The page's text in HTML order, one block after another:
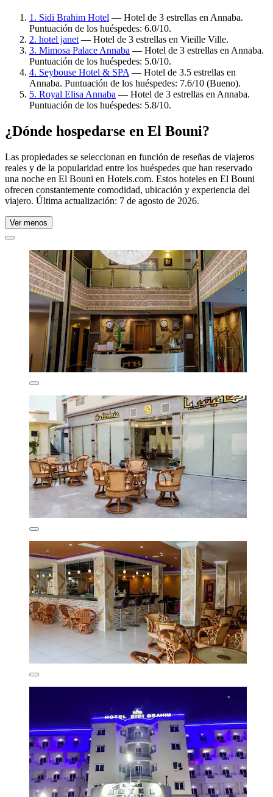
1. Sidi Brahim Hotel — Hotel de 3 estrellas en Annaba.
Puntuación de los huéspedes: 6.0/10.
2. hotel janet — Hotel de 3 estrellas en Vieille Ville.
3. Mimosa Palace Annaba — Hotel de 3 estrellas en Annaba.
Puntuación de los huéspedes: 5.0/10.
4. Seybouse Hotel & SPA — Hotel de 3.5 estrellas en
Annaba. Puntuación de los huéspedes: 7.6/10 (Bueno).
5. Royal Elisa Annaba — Hotel de 3 estrellas en Annaba.
Puntuación de los huéspedes: 5.8/10.
¿Dónde hospedarse en El Bouni?
Las propiedades se seleccionan en función de reseñas de viajeros
reales y de la popularidad entre los huéspedes que han reservado
una noche en El Bouni en Hotels.com. Estos hoteles en El Bouni
ofrecen constantemente comodidad, ubicación y experiencia del
viajero. Última actualización: 7 de agosto de 2026.
Ver menos